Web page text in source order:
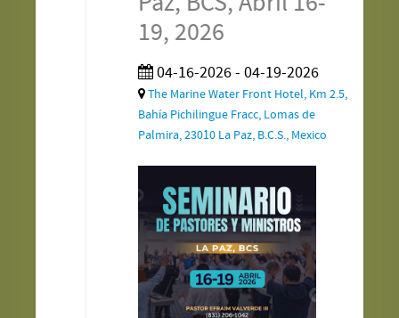
19, 2026
04-16-2026 - 04-19-2026
The Marine Water Front Hotel, Km 2.5,
Bahía Pichilingue Fracc, Lomas de
Palmira, 23010 La Paz, B.C.S., Mexico